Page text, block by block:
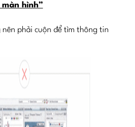
màn hình”
phải cuộn để tìm thông tin